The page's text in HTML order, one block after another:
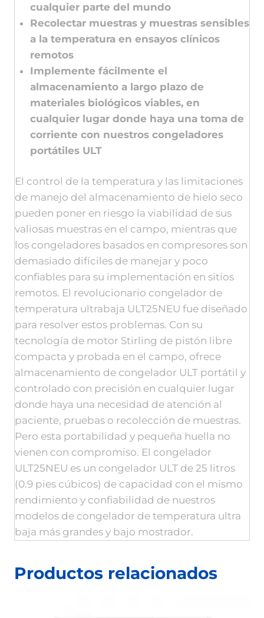
cualquier parte del mundo
Recolectar muestras y muestras sensibles
a la temperatura en ensayos clínicos
remotos
Implemente fácilmente el
almacenamiento a largo plazo de
materiales biológicos viables, en
cualquier lugar donde haya una toma de
corriente con nuestros congeladores
portátiles ULT
El control de la temperatura y las limitaciones
de manejo del almacenamiento de hielo seco
pueden poner en riesgo la viabilidad de sus
valiosas muestras en el campo, mientras que
los congeladores basados en compresores son
demasiado difíciles de manejar y poco
confiables para su implementación en sitios
remotos. El revolucionario congelador de
temperatura ultrabaja ULT25NEU fue diseñado
para resolver estos problemas. Con su
tecnología de motor Stirling de pistón libre
compacta y probada en el campo, ofrece
almacenamiento de congelador ULT portátil y
controlado con precisión en cualquier lugar
donde haya una necesidad de atención al
paciente, pruebas o recolección de muestras.
Pero esta portabilidad y pequeña huella no
vienen con compromiso. El congelador
ULT25NEU es un congelador ULT de 25 litros
(0.9 pies cúbicos) de capacidad con el mismo
rendimiento y confiabilidad de nuestros
modelos de congelador de temperatura ultra
baja más grandes y bajo mostrador.
Productos relacionados